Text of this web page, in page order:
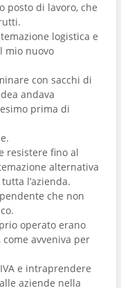
posto di lavoro, che
logistica e
mio nuovo
con sacchi di
andava
prima di
resistere fino al
alternativa
l’azienda.
che non
operato erano
avveniva per
e intraprendere
aziende nella